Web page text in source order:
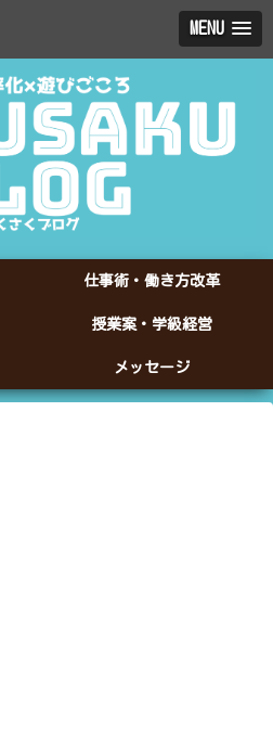
MENU
仕事術・働き方改革
授業案・学級経営
メッセージ